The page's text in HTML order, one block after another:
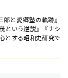
と愛郷塾の軌跡』
という逆説』『ナシ
とする昭和史研究で